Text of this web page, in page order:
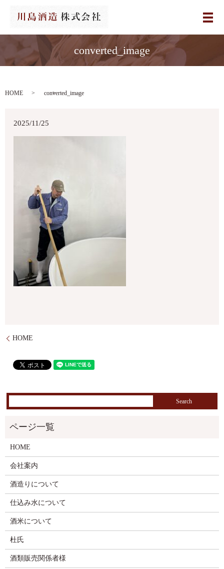
メ
converted_image
HOME converted_image
2025/11/25
HOME
HOME
会社案内
酒造りについて
仕込み水について
酒米について
杜氏
酒類販売関係者様